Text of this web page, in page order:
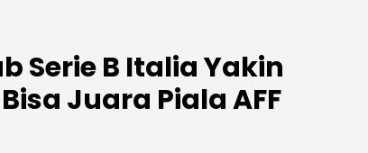
Serie B Italia Yakin
Juara Piala AFF